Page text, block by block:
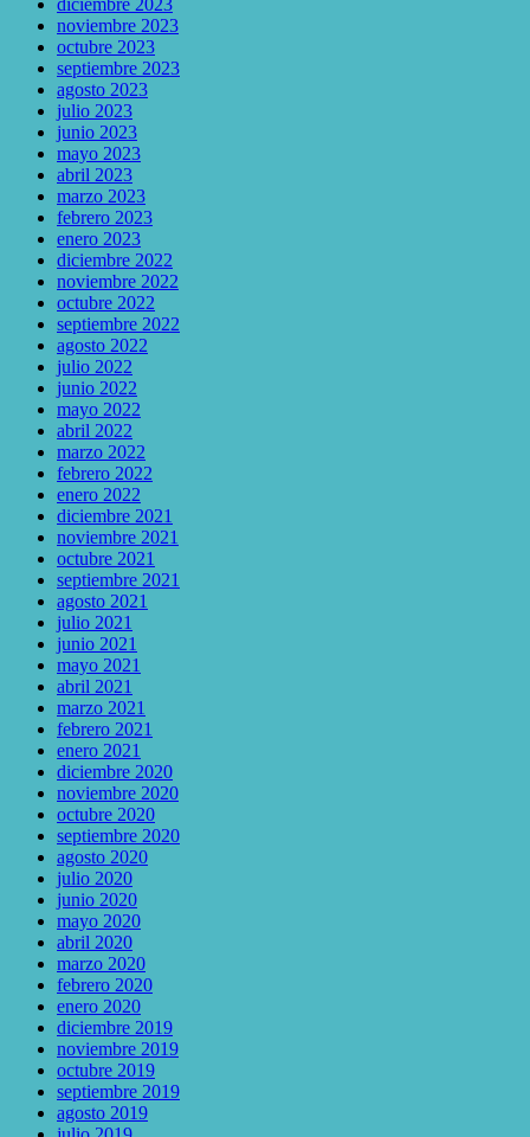
diciembre 2023
noviembre 2023
octubre 2023
septiembre 2023
agosto 2023
julio 2023
junio 2023
mayo 2023
abril 2023
marzo 2023
febrero 2023
enero 2023
diciembre 2022
noviembre 2022
octubre 2022
septiembre 2022
agosto 2022
julio 2022
junio 2022
mayo 2022
abril 2022
marzo 2022
febrero 2022
enero 2022
diciembre 2021
noviembre 2021
octubre 2021
septiembre 2021
agosto 2021
julio 2021
junio 2021
mayo 2021
abril 2021
marzo 2021
febrero 2021
enero 2021
diciembre 2020
noviembre 2020
octubre 2020
septiembre 2020
agosto 2020
julio 2020
junio 2020
mayo 2020
abril 2020
marzo 2020
febrero 2020
enero 2020
diciembre 2019
noviembre 2019
octubre 2019
septiembre 2019
agosto 2019